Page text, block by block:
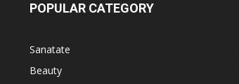
POPULAR CATEGORY
Sanatate
Beauty